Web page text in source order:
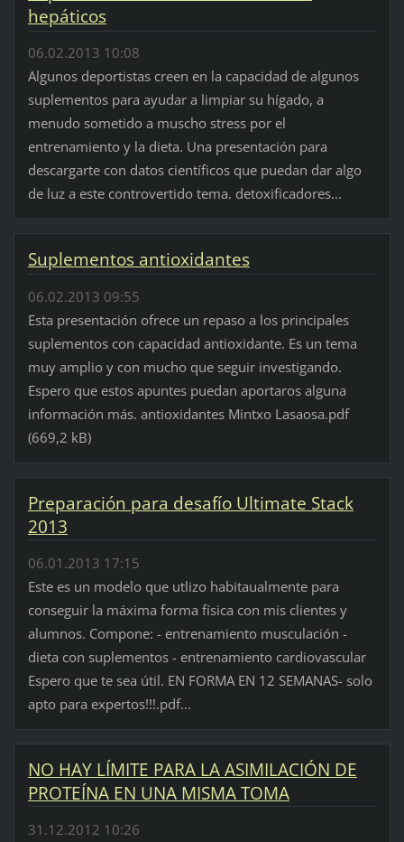
hepáticos
06.02.2013 10:08
Algunos deportistas creen en la capacidad de algunos
suplementos para ayudar a limpiar su hígado, a
menudo sometido a muscho stress por el
entrenamiento y la dieta. Una presentación para
descargarte con datos científicos que puedan dar algo
de luz a este controvertido tema. detoxificadores...
Suplementos antioxidantes
06.02.2013 09:55
Esta presentación ofrece un repaso a los principales
suplementos con capacidad antioxidante. Es un tema
muy amplio y con mucho que seguir investigando.
Espero que estos apuntes puedan aportaros alguna
información más. antioxidantes Mintxo Lasaosa.pdf
(669,2 kB)
Preparación para desafío Ultimate Stack
2013
06.01.2013 17:15
Este es un modelo que utlizo habitaualmente para
conseguir la máxima forma física con mis clientes y
alumnos. Compone: - entrenamiento musculación -
dieta con suplementos - entrenamiento cardiovascular
Espero que te sea útil. EN FORMA EN 12 SEMANAS- solo
apto para expertos!!!.pdf...
NO HAY LÍMITE PARA LA ASIMILACIÓN DE
PROTEÍNA EN UNA MISMA TOMA
31.12.2012 10:26